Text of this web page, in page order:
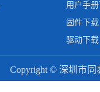
用户手
固件下载
驱动下载
Copyright © 深圳市同